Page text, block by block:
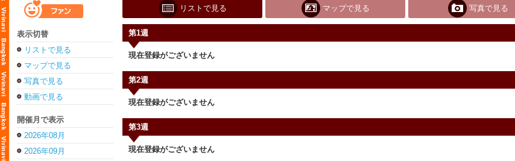
表示切替
リストで見る
マップで見る
写真で見る
動画で見る
開催月で表示
2026年08月
2026年09月
リストで見る マップで見る 写真で見る
第1週
現在登録がございません
第2週
現在登録がございません
第3週
現在登録がございません